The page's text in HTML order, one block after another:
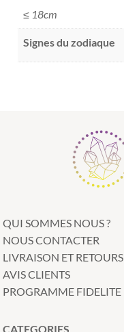
≤ 18cm
Signes du zodiaque
QUI SOMMES NOUS ?
NOUS CONTACTER
LIVRAISON ET RETOURS
AVIS CLIENTS
PROGRAMME FIDELITE
CATEGORIES